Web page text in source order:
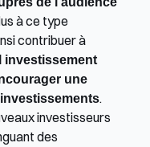
à ce type
investissement
une
.
investisseurs
des